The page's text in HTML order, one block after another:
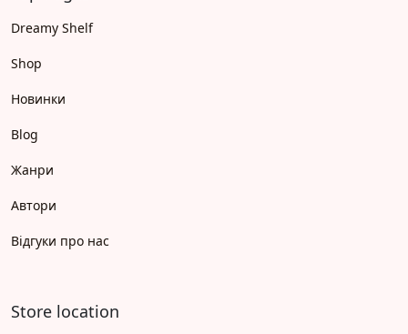
Dreamy Shelf
Shop
Новинки
Blog
Жанри
Автори
Відгуки про нас
Store location